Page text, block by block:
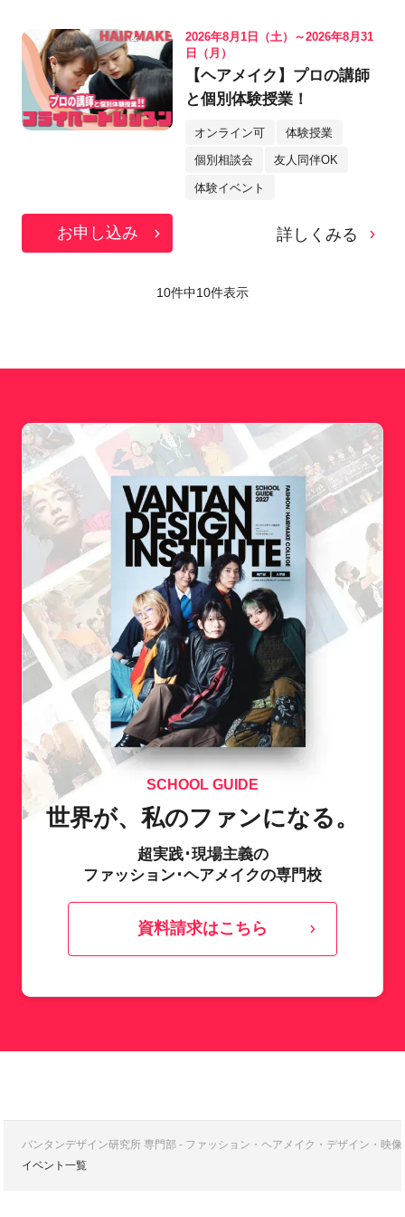
2026年8月1日（土）～2026年8月31
日（月）
【ヘアメイク】プロの講師
と個別体験授業！
オンライン可 体験授業
個別相談会 友人同伴OK
体験イベント
お申し込み 詳しくみる
10件中10件表示
SCHOOL GUIDE
世界が、私のファンになる。
超実践･現場主義の
ファッション･ヘアメイクの専門校
資料請求はこちら
バンタンデザイン研究所 専門部 - ファッション・ヘアメイク・デザイン・映
イベント一覧